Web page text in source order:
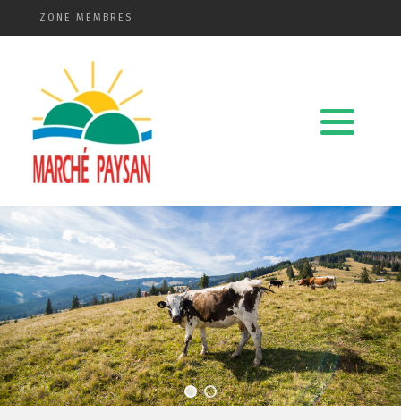
ZONE MEMBRES
Qui sommes-nous ?
La charte
Le comité
Le matériel membres
Devenir membre
Revue de presse
Guide de la vente directe